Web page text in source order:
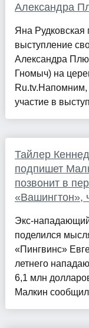
Александра
Яна Рудковская
выступление
Александра
Гномыч) на
участие в
Тайлер
подпишет
позвонит в
«Вашингтон»,
Экс-
поделился
«Пингвинс»
летнего
6,1 млн
Малкин